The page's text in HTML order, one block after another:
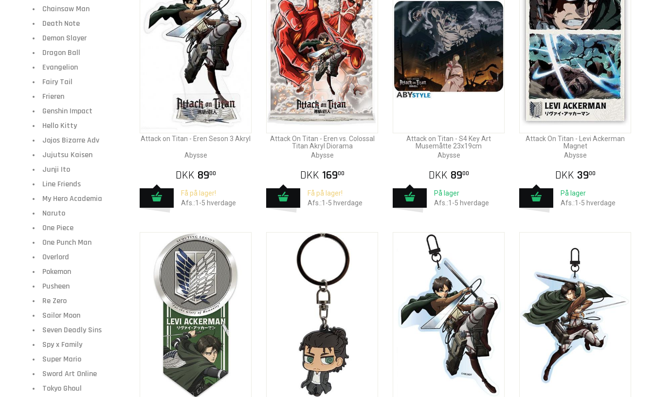
Chainsaw Man
Death Note
Demon Slayer
Dragon Ball
Evangelion
Fairy Tail
Frieren
Genshin Impact
Hello Kitty
Jojos Bizarre Adv
Jujutsu Kaisen
Junji Ito
Line Friends
My Hero Academia
Naruto
One Piece
One Punch Man
Overlord
Pokemon
Pusheen
Re Zero
Sailor Moon
Seven Deadly Sins
Spy x Family
Super Mario
Sword Art Online
Tokyo Ghoul
Attack on Titan - Eren Seson 3 Akryl
Abysse
DKK 8900
Få på lager!
Afs.:1-5 hverdage
Attack On Titan - Eren vs. Colossal
Titan Akryl Diorama
Abysse
DKK 16900
Få på lager!
Afs.:1-5 hverdage
Attack on Titan - S4 Key Art
Musemåtte 23x19cm
Abysse
DKK 8900
På lager
Afs.:1-5 hverdage
Attack On Titan - Levi Ackerman
Magnet
Abysse
DKK 3900
På lager
Afs.:1-5 hverdage